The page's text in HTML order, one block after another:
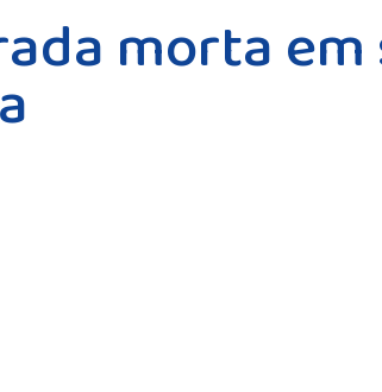
morta